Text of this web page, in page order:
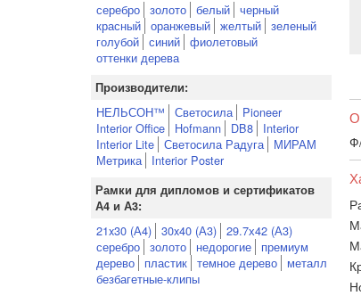
серебро золото белый черный
красный оранжевый желтый зеленый
голубой синий фиолетовый
оттенки дерева
Производители:
НЕЛЬСОН™ Светосила
Pioneer
Interior Office
Hofmann DB8
Interior
Interior Lite Светосила Радуга
МИРАМ
Метрика
Interior Poster
Рамки для дипломов и сертификатов
А4 и А3:
21x30 (А4) 30x40 (А3) 29.7х42 (А3)
серебро золото недорогие
премиум
дерево
пластик темное дерево
металл
безбагетные-клипы